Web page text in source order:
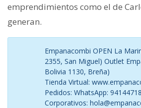
emprendimientos como el de
generan.
Empanacombi OPEN La
2355, San Miguel) Outlet
Bolivia 1130, Breña)
Tienda Virtual:
Pedidos: WhatsApp:
Corporativos: